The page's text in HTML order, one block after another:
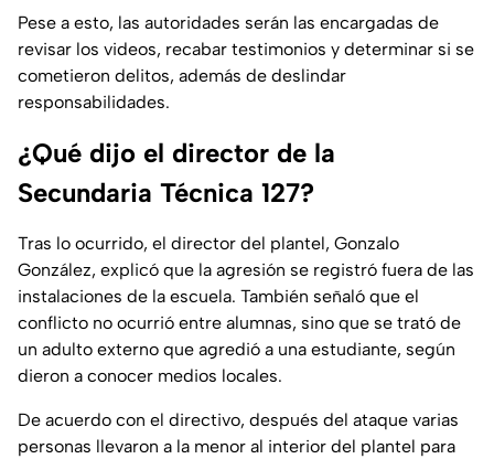
Pese a esto, las autoridades serán las encargadas de
revisar los videos, recabar testimonios y determinar si se
cometieron delitos, además de deslindar
responsabilidades.
¿Qué dijo el director de la
Secundaria Técnica 127?
Tras lo ocurrido, el director del plantel, Gonzalo
González, explicó que la agresión se registró fuera de las
instalaciones de la escuela. También señaló que el
conflicto no ocurrió entre alumnas, sino que se trató de
un adulto externo que agredió a una estudiante, según
dieron a conocer medios locales.
De acuerdo con el directivo, después del ataque varias
personas llevaron a la menor al interior del plantel para